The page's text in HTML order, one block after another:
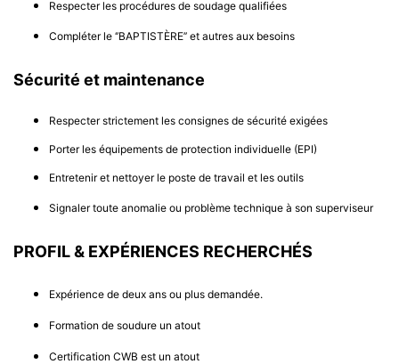
Respecter les procédures de soudage qualifiées
Compléter le ‘’BAPTISTÈRE’’ et autres aux besoins
Sécurité et maintenance
Respecter strictement les consignes de sécurité exigées
Porter les équipements de protection individuelle (EPI)
Entretenir et nettoyer le poste de travail et les outils
Signaler toute anomalie ou problème technique à son superviseur
PROFIL & EXPÉRIENCES RECHERCHÉS
Expérience de deux ans ou plus demandée.
Formation de soudure un atout
Certification CWB est un atout